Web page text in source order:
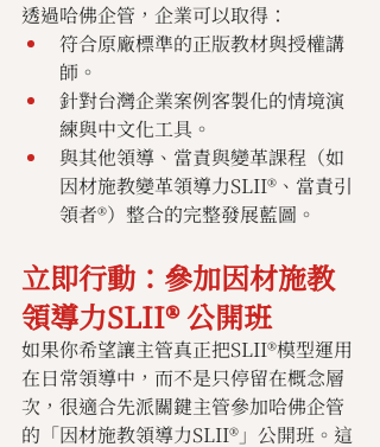
透過哈佛企管，企業可以取得：
符合原廠標準的正版教材與授權講
師。
針對台灣企業案例客製化的情境演
練與中文化工具。
與其他領導、當責與變革課程（如
因材施教變革領導力SLII®、當責引
領者®）整合的完整發展藍圖。
立即行動：參加因材施教
領導力SLII® 公開班
如果你希望讓主管真正把SLII®模型運用
在日常領導中，而不是只停留在概念層
次，很適合先派關鍵主管參加哈佛企管
的「因材施教領導力SLII®」公開班。這